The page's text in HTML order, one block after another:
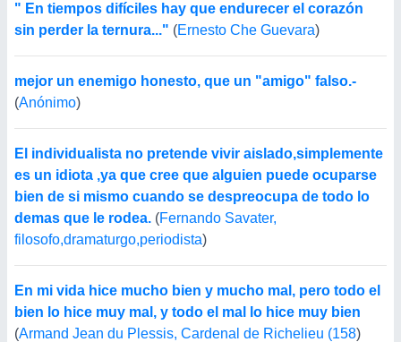
" En tiempos difíciles hay que endurecer el corazón
sin perder la ternura..." (Ernesto Che Guevara)
mejor un enemigo honesto, que un "amigo" falso.-
(Anónimo)
El individualista no pretende vivir aislado,simplemente
es un idiota ,ya que cree que alguien puede ocuparse
bien de si mismo cuando se despreocupa de todo lo
demas que le rodea. (Fernando Savater,
filosofo,dramaturgo,periodista)
En mi vida hice mucho bien y mucho mal, pero todo el
bien lo hice muy mal, y todo el mal lo hice muy bien
(Armand Jean du Plessis, Cardenal de Richelieu (158)